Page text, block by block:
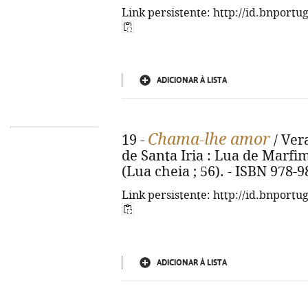
Link persistente: http://
ADICIONAR À LISTA
19 - Chama-lhe amor /
de Santa Iria : Lua de
(Lua cheia ; 56). - ISBN 978-
Link persistente: http://
ADICIONAR À LISTA